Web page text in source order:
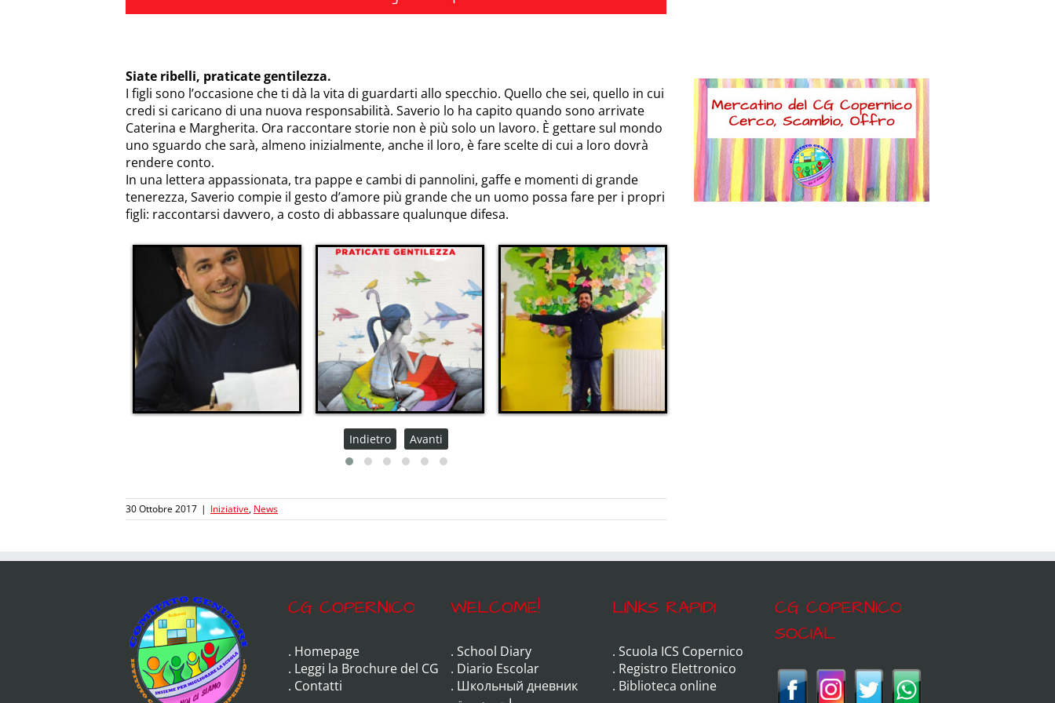
Siate ribelli, praticate gentilezza.
I figli sono l’occasione che ti dà la vita di guardarti allo specchio. Quello che sei, quello in cui
credi si caricano di una nuova responsabilità. Saverio lo ha capito quando sono arrivate
Caterina e Margherita. Ora raccontare storie non è più solo un lavoro. È gettare sul mondo
uno sguardo che sarà, almeno inizialmente, anche il loro, è fare scelte di cui a loro dovrà
rendere conto.
In una lettera appassionata, tra pappe e cambi di pannolini, gaffe e momenti di grande
tenerezza, Saverio compie il gesto d’amore più grande che un uomo possa fare per i propri
figli: raccontarsi davvero, a costo di abbassare qualunque difesa.
Indietro Avanti
30 Ottobre 2017 | Iniziative, News
CG COPERNICO
. Homepage
. Leggi la Brochure del CG
. Contatti
WELCOME!
. School Diary
. Diario Escolar
. Школьный дневник
LINKS RAPIDI
.Scuola ICS Copernico
. Registro Elettronico
. Biblioteca online
CG COPERNICO
SOCIAL